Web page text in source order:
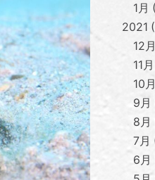
1月
2021
12月
11月
10月
9月
8月
7月
6月